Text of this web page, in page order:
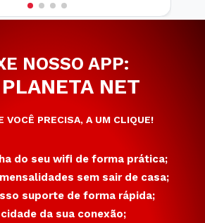
NOSSO APP:
NET
VOCÊ PRECISA, A UM CLIQUE!
do seu wifi de forma prática;
sem sair de casa;
suporte de forma rápida;
da sua conexão;